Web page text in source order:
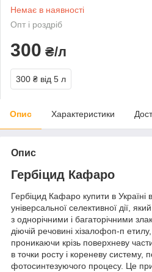
Немає в наявності
Опт і роздріб
300 ₴/л
300 ₴ від 5 л
Опис Характеристики
Опис
Гербіцид Кафаро
Гербіцид Кафаро купити в
універсальної селективної дії,
з однорічними і багаторічними
діючій речовині хізалофоп-п
проникаючи крізь поверхневу
в точки росту і кореневу
фотосинтезуючого процесу. Це